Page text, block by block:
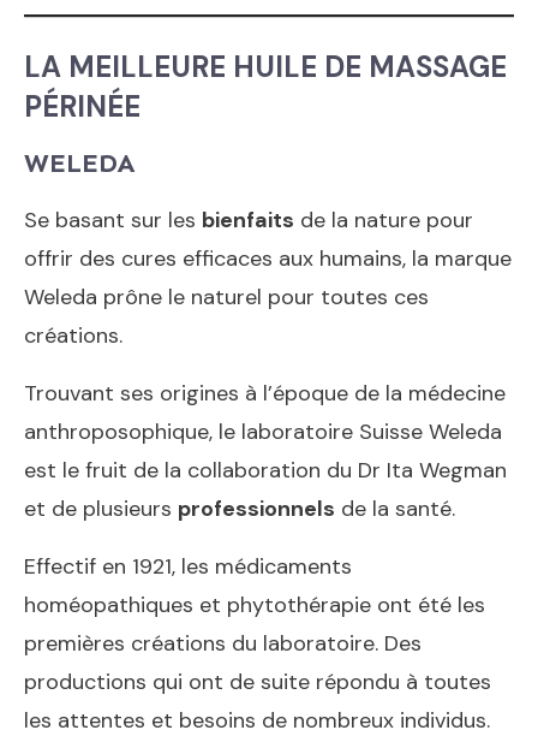
LA MEILLEURE HUILE DE MASSAGE
PÉRINÉE
WELEDA
Se basant sur les bienfaits de la nature pour
offrir des cures efficaces aux humains, la marque
Weleda prône le naturel pour toutes ces
créations.
Trouvant ses origines à l’époque de la médecine
anthroposophique, le laboratoire Suisse Weleda
est le fruit de la collaboration du Dr Ita Wegman
et de plusieurs professionnels de la santé.
Effectif en 1921, les médicaments
homéopathiques et phytothérapie ont été les
premières créations du laboratoire. Des
productions qui ont de suite répondu à toutes
les attentes et besoins de nombreux individus.